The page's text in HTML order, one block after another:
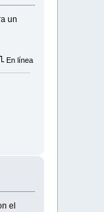
un
En línea
el